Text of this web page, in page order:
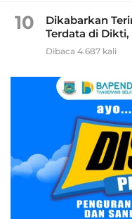
10
Dikabarkan
Terdata di
Dibaca 4.687 kali